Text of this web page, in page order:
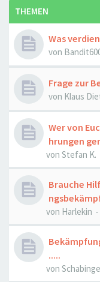
THEMEN
Was
von
Frage zur
von Klaus
Wer von
hrungen
von Stefan K.
Brauche
von Harlekin -
.....
von